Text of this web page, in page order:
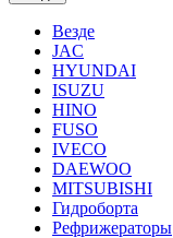
Везде
JAC
HYUNDAI
ISUZU
HINO
FUSO
IVECO
DAEWOO
MITSUBISHI
Гидроборта
Рефрижераторы